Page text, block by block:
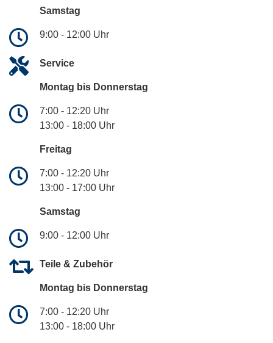
Samstag
9:00 - 12:00 Uhr
Service
Montag bis Donnerstag
7:00 - 12:20 Uhr
13:00 - 18:00 Uhr
Freitag
7:00 - 12:20 Uhr
13:00 - 17:00 Uhr
Samstag
9:00 - 12:00 Uhr
Teile & Zubehör
Montag bis Donnerstag
7:00 - 12:20 Uhr
13:00 - 18:00 Uhr